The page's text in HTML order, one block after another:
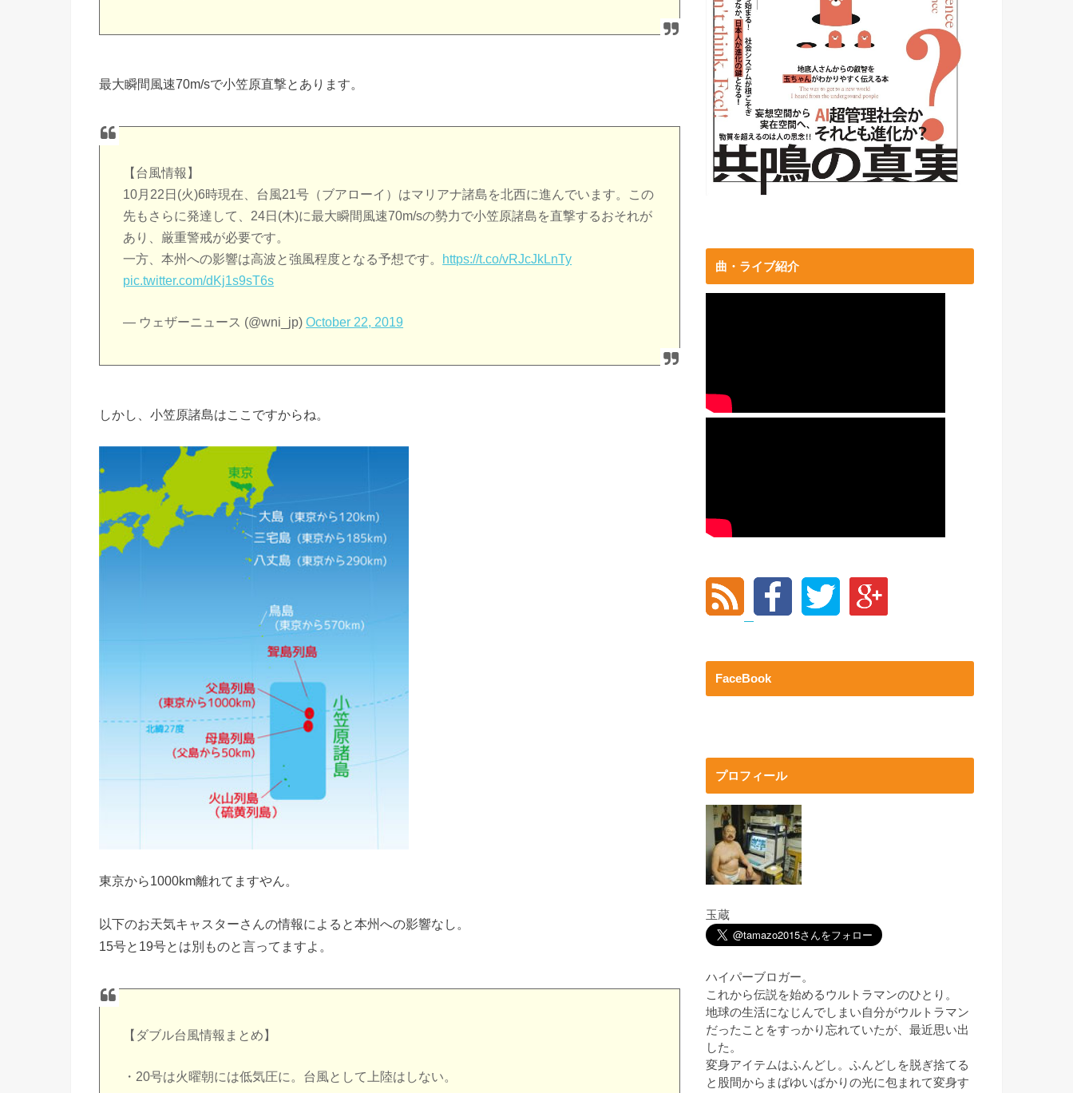
最大瞬間風速70m/sで小笠原直撃とあります。
【台風情報】
10月22日(火)6時現在、台風21号（ブアローイ）はマリアナ諸島を北西に進んでいます。この
先もさらに発達して、24日(木)に最大瞬間風速70m/sの勢力で小笠原諸島を直撃するおそれが
あり、厳重警戒が必要です。
一方、本州への影響は高波と強風程度となる予想です。
https://t.co/vRJcJkLnTy
pic.twitter.com/dKj1s9sT6s
— ウェザーニュース (@wni_jp)October 22, 2019
しかし、小笠原諸島はここですからね。
東京から1000km離れてますやん。
以下のお天気キャスターさんの情報によると本州への影響なし。
15号と19号とは別ものと言ってますよ。
【ダブル台風情報まとめ】
・20号は火曜朝には低気圧に。台風として上陸はしない。
曲・ライブ紹介
FaceBook
プロフィール
玉蔵
ハイパーブロガー。
これから伝説を始めるウルトラマンのひとり。
地球の生活になじんでしまい自分がウルトラマン
だったことをすっかり忘れていたが、最近思い出
した。
変身アイテムはふんどし。ふんどしを脱ぎ捨てる
と股間からまばゆいばかりの光に包まれて変身す